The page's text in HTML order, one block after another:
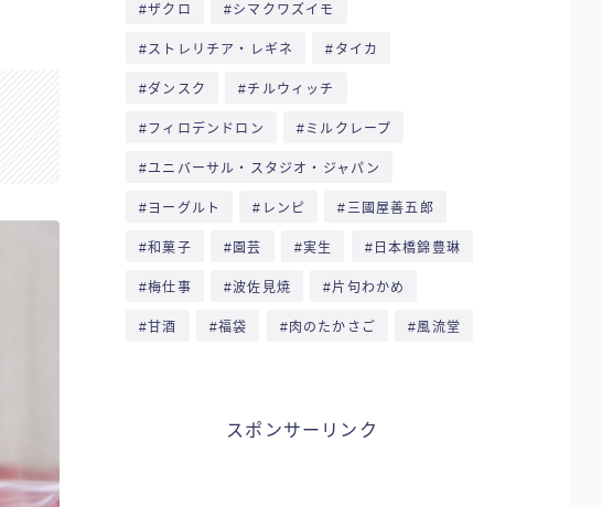
ザクロ シマクワズイモ
ストレリチア・レギネ タイカ
ダンスク チルウィッチ
フィロデンドロン ミルクレープ
ユニバーサル・スタジオ・ジャパン
ヨーグルト レンピ 三國屋善五郎
和菓子 園芸 実生 日本橋錦豊琳
梅仕事 波佐見焼 片句わかめ
甘酒 福袋 肉のたかさご 風流堂
スポンサーリンク